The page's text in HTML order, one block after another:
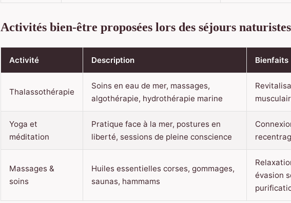
Activités bien-être proposées lors des séjours
Activité Description Bienfaits
Thalassothérapie
Soins en eau de mer, massages,
algothérapie, hydrothérapie marine
Yoga et
méditation
Pratique face à la mer, postures en
liberté, sessions de pleine conscience
Massages &
soins
Huiles essentielles corses, gommages,
saunas, hammams
évasion